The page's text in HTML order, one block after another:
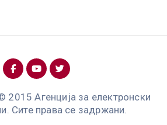
2015 Агенција за електронски
Сите права се задржани.